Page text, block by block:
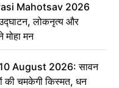
Mahotsav 2026
लोकनृत्य और
मोहा मन
August 2026: सावन
की चमकेगी किस्मत, धन